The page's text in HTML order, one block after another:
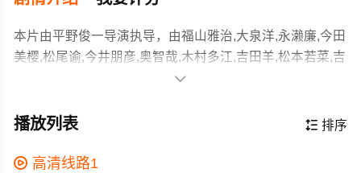
本片由平野俊一导演执导，由福山雅治,大泉洋,永濑廉,今田
美樱,松尾谕,今井朋彦,奥智哉,木村多江,吉田羊,松本若菜,吉
田钢太郎,向井康二等主演，故事情节跌岩起伏、扣人心
结一切案件的最后王牌”。他自日本研修返美后，警视厅搜
华盛顿与纽约继续加深“无敌搭档”的默契。半年后心太朗归
作为一部 上映的剧情电影，在当期同类题材影片中具有一

 排序
播放列表
 高清线路1